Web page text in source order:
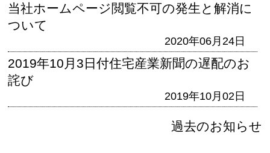
当社ホームページ閲覧不可の発生と解消に
ついて
2020年06月24日
2019年10月3日付住宅産業新聞の遅配のお
詫び
2019年10月02日
過去のお知らせ